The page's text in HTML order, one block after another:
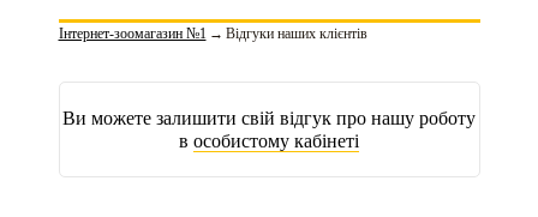
Інтернет-зоомагазин №1 → Відгуки наших клієнтів
Ви можете залишити свій відгук про нашу роботу
в особистому кабінеті